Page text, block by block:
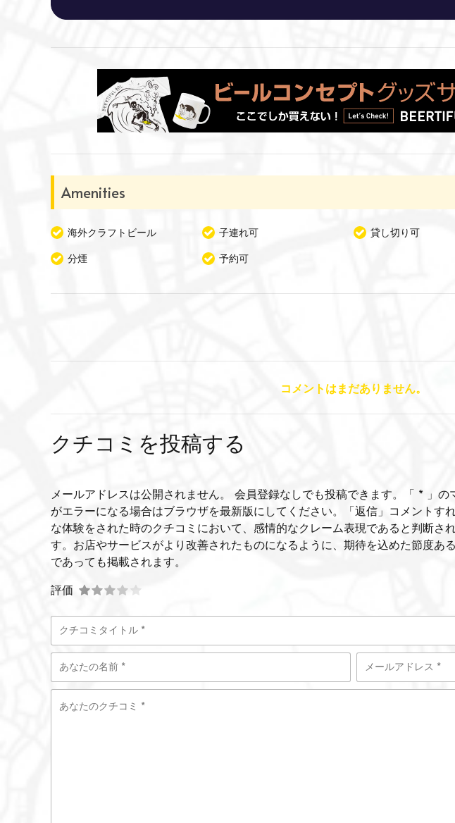
Amenities
海外クラフトビール 子連れ可 貸し切り可
分煙 予約可
コメントはまだありません。
クチコミを投稿する
メールアドレスは公開されません。 会員登録なしでも投稿できます。「 * 」
がエラーになる場合はブラウザを最新版にしてください。「返信」コメントす
な体験をされた時のクチコミにおいて、感情的なクレーム表現であると判断さ
す。お店やサービスがより改善されたものになるように、期待を込めた節度あ
であっても掲載されます。
評価